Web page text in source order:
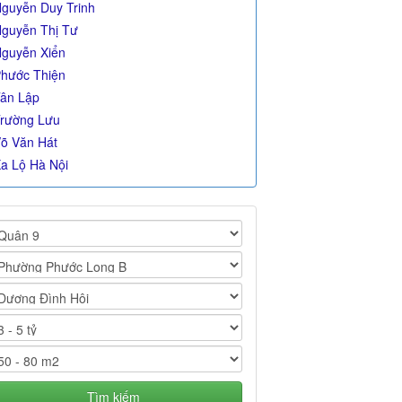
Duy Trinh
Thị Tư
Xiển
Thiện
Lập
Lưu
Văn Hát
Lộ Hà Nội
Tìm kiếm